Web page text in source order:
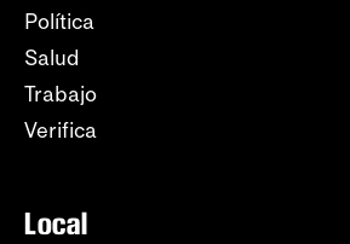
Política
Salud
Trabajo
Verifica
Local